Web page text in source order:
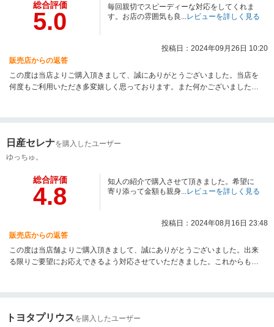
総合評価
5.0
毎回親切でスピーディーな対応をしてくれま
す。お店の雰囲気も良...レビューを詳しく見る
投稿日：2024年09月26日 10:20
販売店からの返答
この度は当店よりご購入頂きまして、誠にありがとうございました。当店を
何度もご利用いただき多変嬉しく思っております。また何かございましたら
日産セレナを購入したユーザー
ゆっちゅ。
総合評価
4.8
知人の紹介で購入させて頂きました。希望に
寄り添って金額も親身...レビューを詳しく見る
投稿日：2024年08月16日 23:48
販売店からの返答
この度は当店舗よりご購入頂きまして、誠にありがとうございました。出来
る限りご要望にお応えできるよう対応させていただきました。これからも引
トヨタプリウスを購入したユーザー